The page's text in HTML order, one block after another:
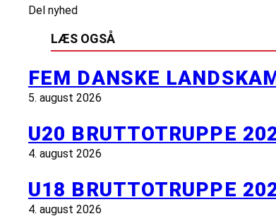
Del nyhed
LÆS OGSÅ
FEM DANSKE
5. august 2026
U20 BRUTTOTRUPPE
4. august 2026
U18 BRUTTOTRUPPE
4. august 2026